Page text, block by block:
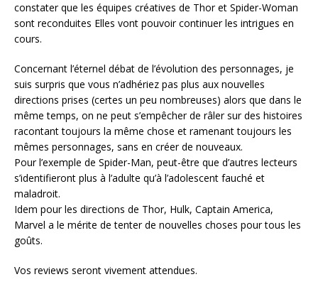
constater que les équipes créatives de Thor et Spider-Woman
sont reconduites Elles vont pouvoir continuer les intrigues en
cours.
Concernant l’éternel débat de l’évolution des personnages, je
suis surpris que vous n’adhériez pas plus aux nouvelles
directions prises (certes un peu nombreuses) alors que dans le
même temps, on ne peut s’empêcher de râler sur des histoires
racontant toujours la même chose et ramenant toujours les
mêmes personnages, sans en créer de nouveaux.
Pour l’exemple de Spider-Man, peut-être que d’autres lecteurs
s’identifieront plus à l’adulte qu’à l’adolescent fauché et
maladroit.
Idem pour les directions de Thor, Hulk, Captain America,
Marvel a le mérite de tenter de nouvelles choses pour tous les
goûts.
Vos reviews seront vivement attendues.